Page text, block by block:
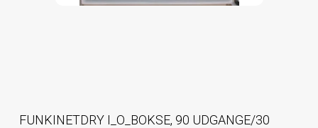
FUNKINETDRY I_O_BOKSE, 90 UDGANGE/30